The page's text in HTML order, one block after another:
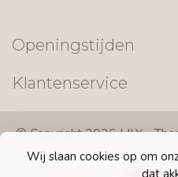
Wij slaan cookies op om
dat
Openingstijden
Klantenservice
© Copyright 2026 LILY -
by